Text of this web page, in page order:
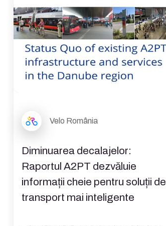
Velo România
Diminuarea decalajelor:
Raportul A2PT dezvăluie
informații cheie pentru soluții de
transport mai inteligente